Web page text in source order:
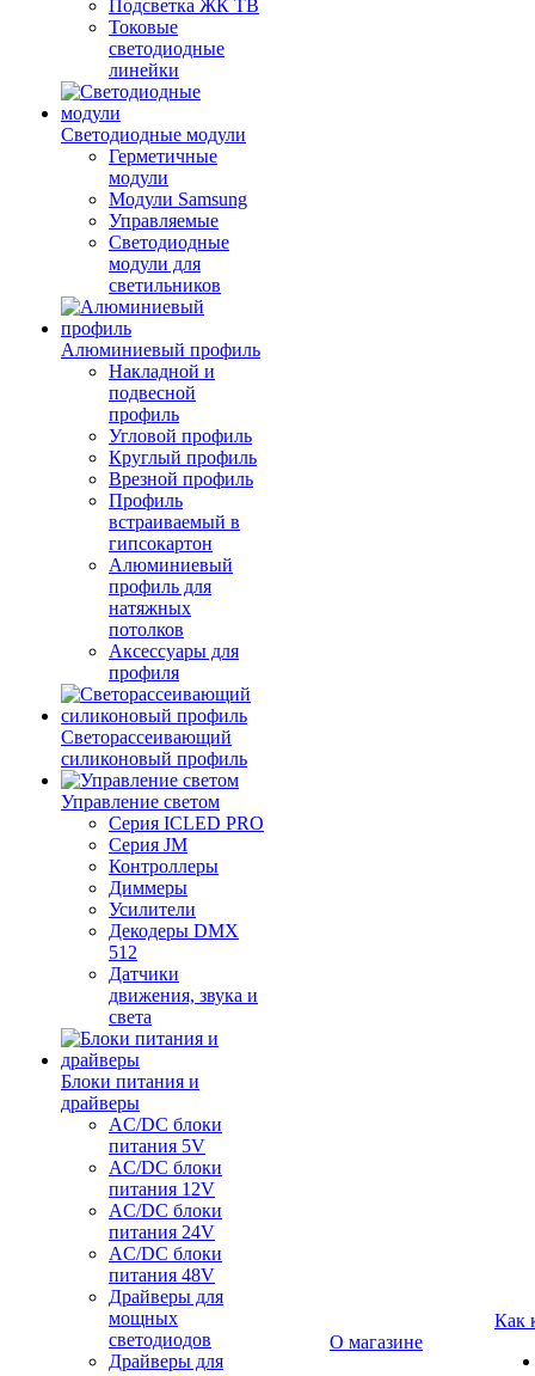
Подсветка ЖК ТВ
Токовые
светодиодные
линейки
Светодиодные модули
Герметичные
модули
Модули Samsung
Управляемые
Светодиодные
модули для
светильников
Алюминиевый профиль
Накладной и
подвесной
профиль
Угловой профиль
Круглый профиль
Врезной профиль
Профиль
встраиваемый в
гипсокартон
Алюминиевый
профиль для
натяжных
потолков
Аксессуары для
профиля
Светорассеивающий
силиконовый профиль
Управление светом
Серия ICLED PRO
Серия JM
Контроллеры
Диммеры
Усилители
Декодеры DMX
512
Датчики
движения, звука и
света
Блоки питания и
драйверы
AC/DC блоки
питания 5V
AC/DC блоки
питания 12V
AC/DC блоки
питания 24V
AC/DC блоки
питания 48V
Драйверы для
мощных
светодиодов
Драйверы для
О магазине
Как